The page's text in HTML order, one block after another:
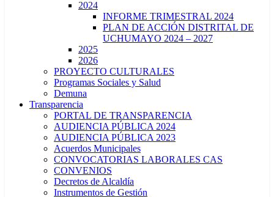
2024
INFORME TRIMESTRAL 2024
PLAN DE ACCIÓN DISTRITAL DE
UCHUMAYO 2024 – 2027
2025
2026
PROYECTO CULTURALES
Programas Sociales y Salud
Demuna
Transparencia
PORTAL DE TRANSPARENCIA
AUDIENCIA PÚBLICA 2024
AUDIENCIA PÚBLICA 2023
Acuerdos Municipales
CONVOCATORIAS LABORALES CAS
CONVENIOS
Decretos de Alcaldía
Instrumentos de Gestión